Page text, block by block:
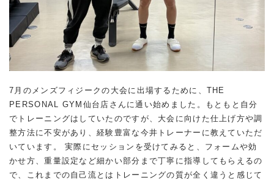
7月のメンズフィジークの大会に出場するために、THE
PERSONAL GYM仙台店さんに通い始めました。もともと自分
でトレーニングはしていたのですが、大会に向けた仕上げ方や調
整方法に不安があり、経験豊富な今井トレーナーに教えていただ
いています。 実際にセッションを受けてみると、フォームや効
かせ方、重量設定など細かい部分まで丁寧に指導してもらえるの
で、これまでの自己流とはトレーニングの質が全く違うと感じて